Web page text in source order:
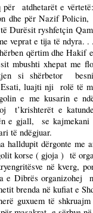
për atdhetarët e vërtetë:
dhe për Nazif Policin,
Durësit ryshfetçin
veprat e tija të ndyra. . .
qërtim dhe
mbushti xhepat me
si shërbetor
luajti nji rolë të
e me kusarin e
t’krishterët e
e gjall,
se
të ndëgjuar.
halldupit dërgonte me
korse ( gjoja ) të
në kverg,
e Dibrës organizohej
brenda në kufiat e
guxuem të